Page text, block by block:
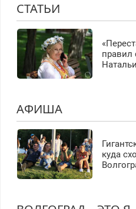
СТАТЬИ
правил
АФИША
куда